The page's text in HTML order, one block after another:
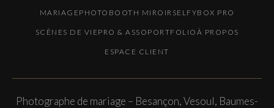
MARIAGEPHOTOBOOTH MIROIR SELFYBOX PRO
SCÈNES DE VIEPRO & ASSO PORTFOLIO À PROPOS
ESPACE CLIENT
Photographe de mariage – Besançon, Vesoul, Baumes-